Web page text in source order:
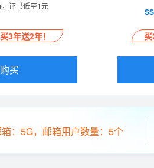
，证书低至1元
3年送2年！
买
：5G，邮箱用户数量：5个